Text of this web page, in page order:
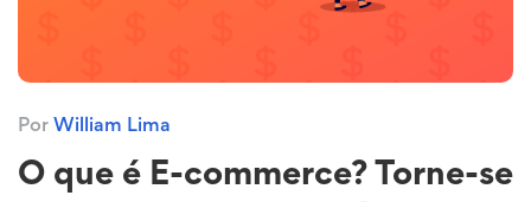
Por William Lima
O que é E-commerce? Torne-se